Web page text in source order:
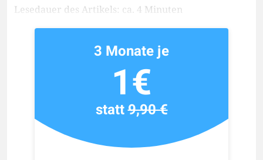
Lesedauer des Artikels: ca. 4 Minuten
3 Monate je
1€
statt9,90 €